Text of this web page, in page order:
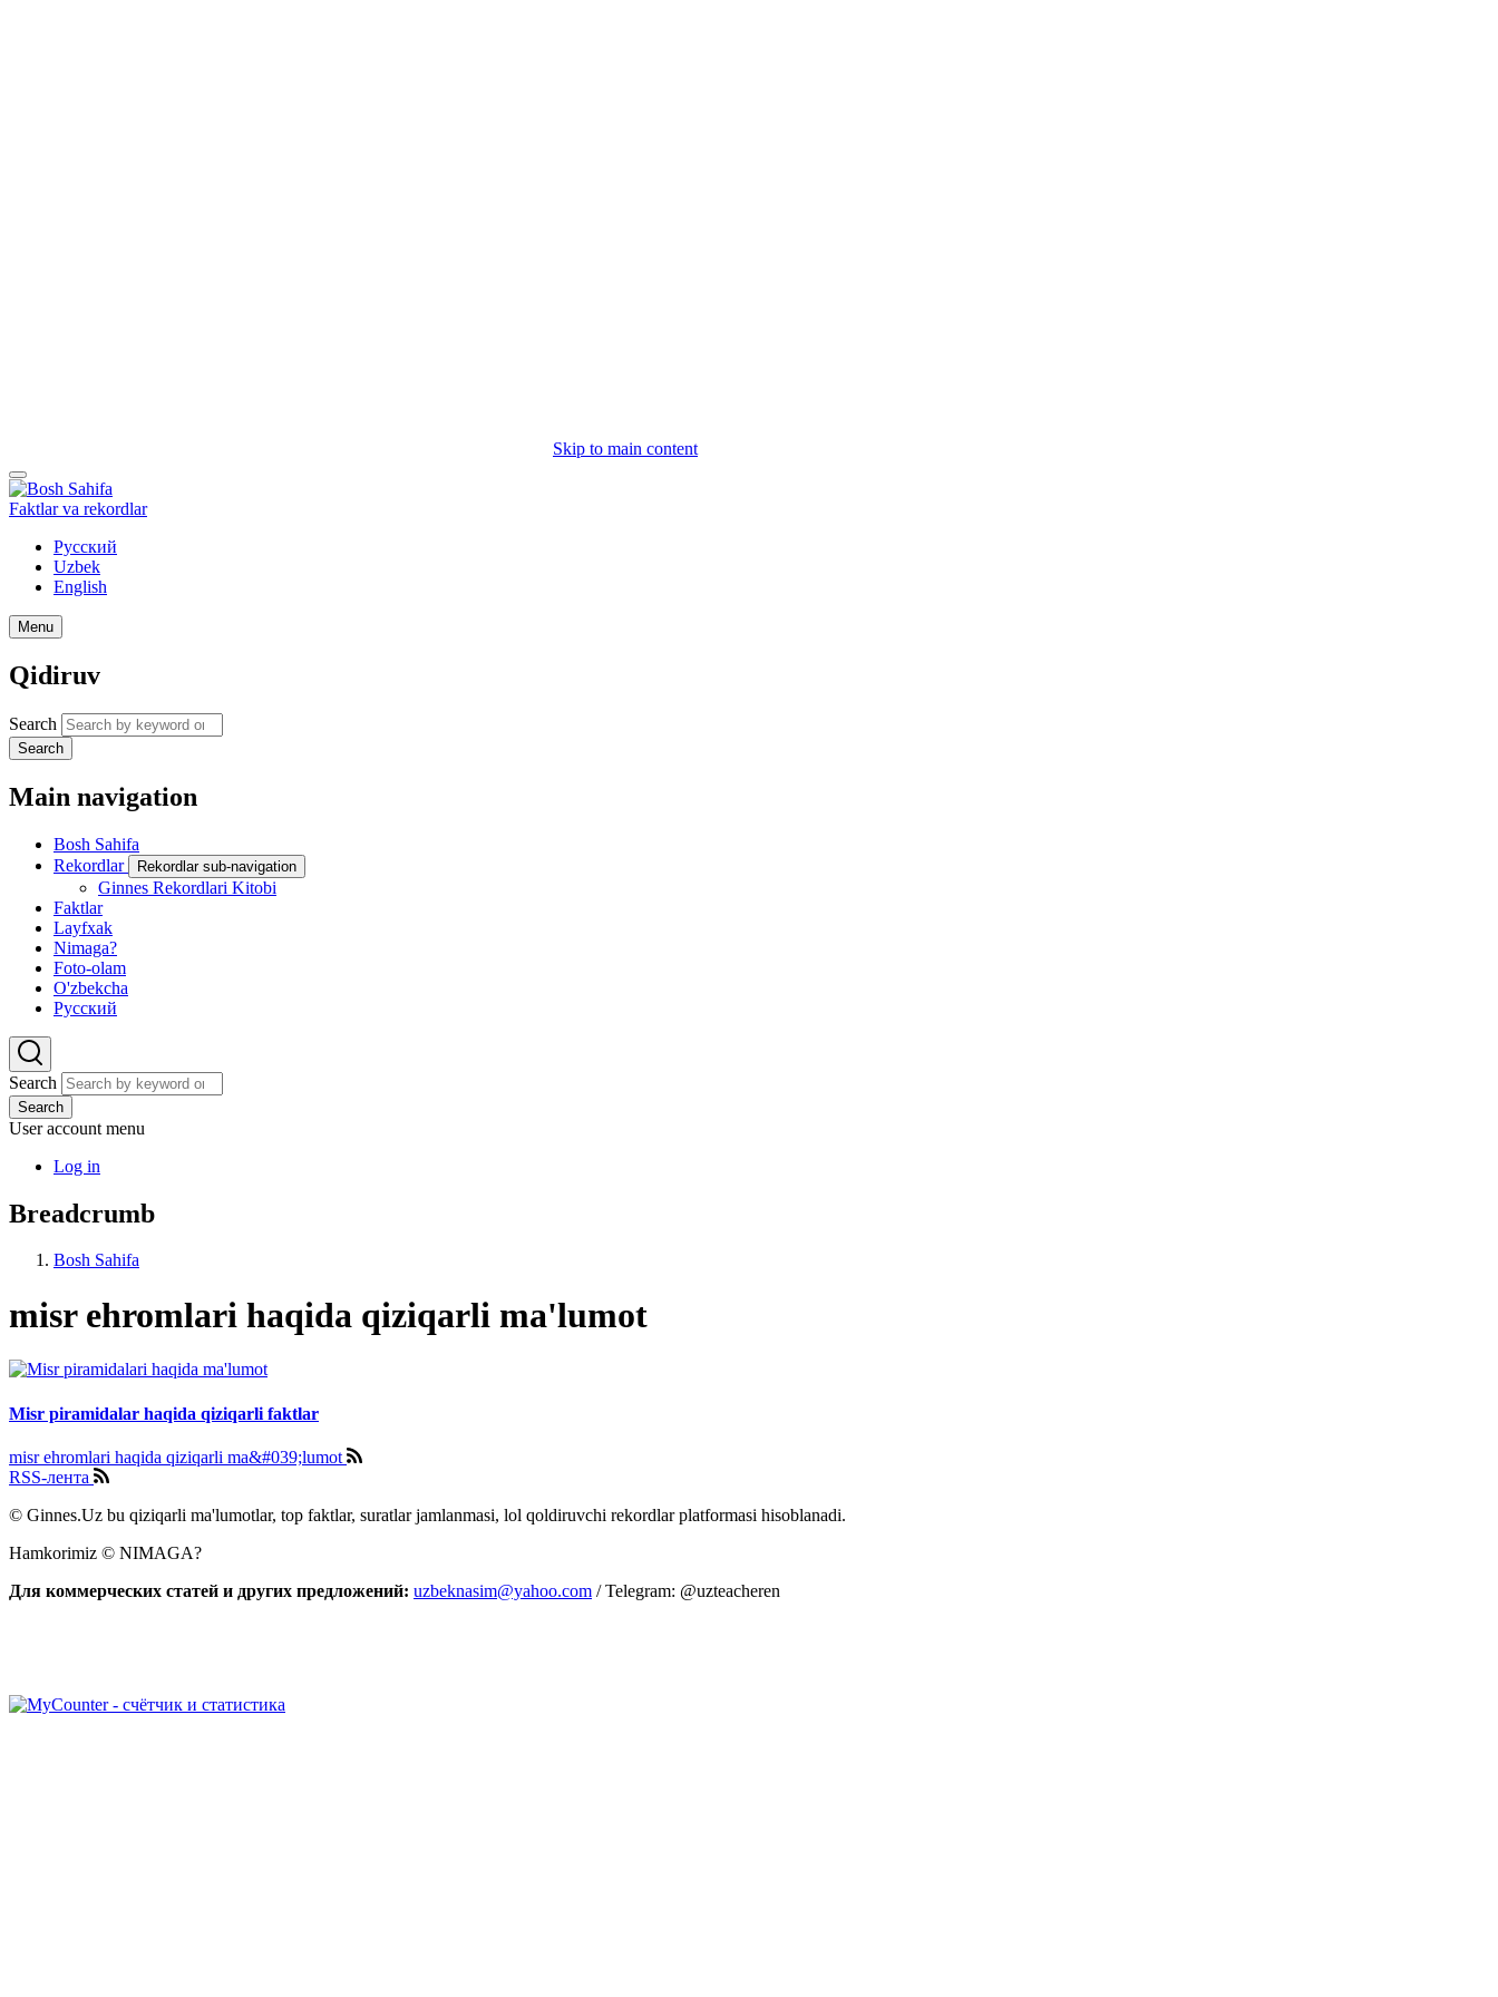
Skip to main content
Faktlar va rekordlar
Русский
Uzbek
English
Menu
Qidiruv
Search
Search
Main navigation
Bosh Sahifa
Rekordlar
Rekordlar sub-navigation
Ginnes Rekordlari Kitobi
Faktlar
Layfxak
Nimaga?
Foto-olam
O'zbekcha
Русский
Search
Search
User account menu
Log in
Breadcrumb
Bosh Sahifa
misr ehromlari haqida qiziqarli ma'lumot
Misr piramidalar haqida qiziqarli faktlar
misr ehromlari haqida qiziqarli ma&#039;lumot
RSS-лента
© Ginnes.Uz bu qiziqarli ma'lumotlar, top faktlar, suratlar jamlanmasi, lol qoldiruvchi rekordlar platformasi hisoblanadi.
Hamkorimiz © NIMAGA?
Для коммерческих статей и других предложений: uzbeknasim@yahoo.com / Telegram: @uzteacheren